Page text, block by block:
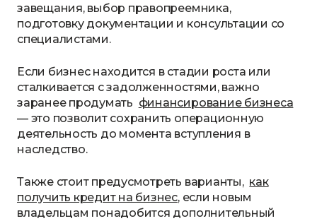
завещания, выбор правопреемника,
подготовку документации и консультации со
специалистами.
Если бизнес находится в стадии роста или
сталкивается с задолженностями, важно
заранее продумать финансирование бизнеса
— это позволит сохранить операционную
деятельность до момента вступления в
наследство.
Также стоит предусмотреть варианты, как
получить кредит на бизнес, если новым
владельцам понадобится дополнительный